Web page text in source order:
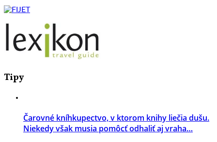
Tipy
Čarovné kníhkupectvo, v ktorom knihy liečia dušu.
Niekedy však musia pomôcť odhaliť aj vraha…